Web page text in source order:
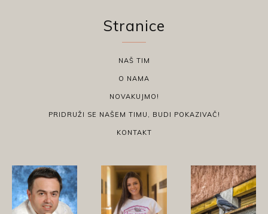
Stranice
NAŠ TIM
O NAMA
NOVAKUJMO!
PRIDRUŽI SE NAŠEM TIMU, BUDI POKAZIVAČ!
KONTAKT